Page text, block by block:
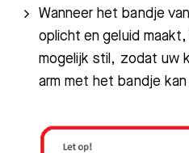
Wanneer het bandje
oplicht en geluid
mogelijk stil, zodat uw
arm met het bandje